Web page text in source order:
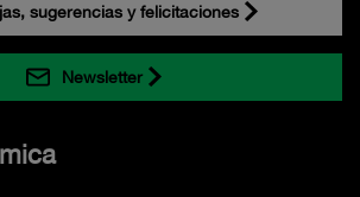
sugerencias y felicitaciones
Newsletter